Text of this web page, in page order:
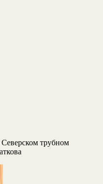
трубном